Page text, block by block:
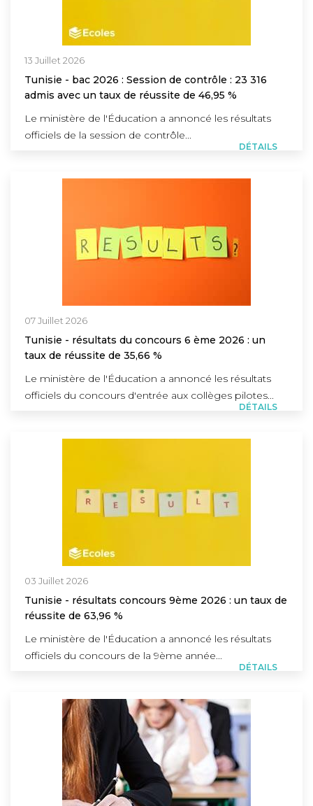
13 Juillet 2026
Tunisie - bac 2026 : Session de contrôle : 23 316
admis avec un taux de réussite de 46,95 %
Le ministère de l'Éducation a annoncé les résultats
officiels de la session de contrôle...
DÉTAILS
07 Juillet 2026
Tunisie - résultats du concours 6 ème 2026 : un
taux de réussite de 35,66 %
Le ministère de l'Éducation a annoncé les résultats
officiels du concours d'entrée aux collèges pilotes...
DÉTAILS
03 Juillet 2026
Tunisie - résultats concours 9ème 2026 : un taux de
réussite de 63,96 %
Le ministère de l'Éducation a annoncé les résultats
officiels du concours de la 9ème année...
DÉTAILS